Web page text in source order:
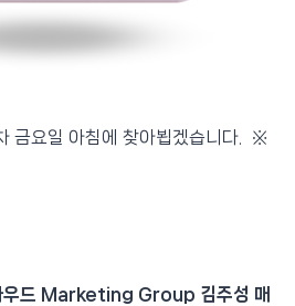
요일 아침에 찾아뵙겠습니다. ※
드 Marketing Group 김주성 매